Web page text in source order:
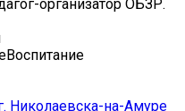
организатор ОБЗР.
на-Амуре